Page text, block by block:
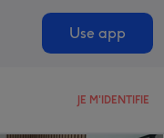
Use app
JE M'IDENTIFIE